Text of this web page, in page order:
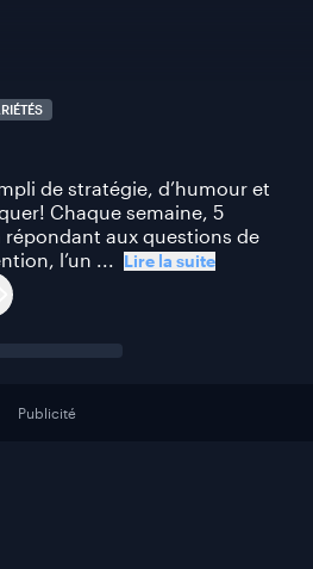
de stratégie, d’humour et
Chaque semaine, 5
répondant aux questions de
l’un ... Lire la suite
Publicité